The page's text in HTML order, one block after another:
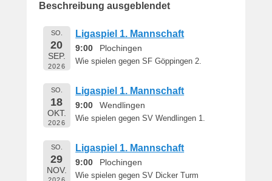
.
M
Beschreibung ausgeblendet
SO.
20
SEP.
2026
Ligaspiel 1. Mannschaft
9:00 Plochingen
Wie spielen gegen SF Göppingen 2.
SO.
18
OKT.
2026
Ligaspiel 1. Mannschaft
9:00 Wendlingen
Wie spielen gegen SV Wendlingen 1.
SO.
29
NOV.
Ligaspiel 1. Mannschaft
9:00 Plochingen
Wie spielen gegen SV Dicker Turm